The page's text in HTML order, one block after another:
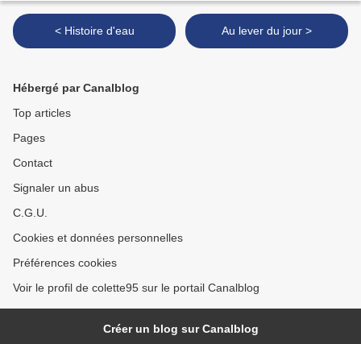
< Histoire d'eau Au lever du jour >
Hébergé par Canalblog
Top articles
Pages
Contact
Signaler un abus
C.G.U.
Cookies et données personnelles
Préférences cookies
Voir le profil de colette95 sur le portail Canalblog
Créer un blog sur Canalblog